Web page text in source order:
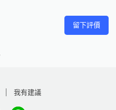
留下評價
我有建議